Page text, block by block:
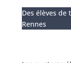
Des élèves de
Rennes